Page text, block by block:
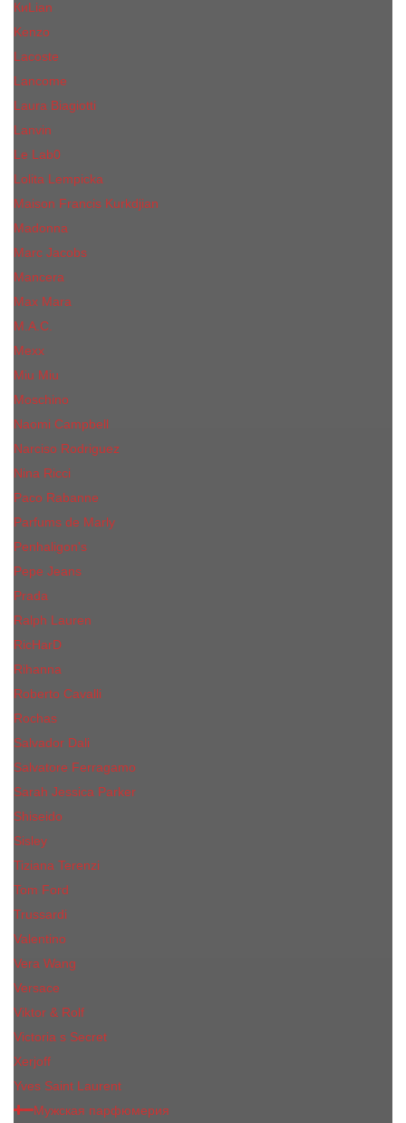
КиLian
Kenzo
Lacoste
Lancome
Laura Biagiotti
Lanvin
Lе Lab0
Lolita Lempicka
Maison Francis Kurkdjian
Madonna
Marc Jacobs
Mancera
Max Mara
M.А.C.
Mexx
Miu Miu
Mоsсhino
Naomi Campbell
Narciso Rodriguez
Nina Ricci
Paco Rabanne
Parfums de Marly
Penhaligon's
Pepe Jeans
Prada
Ralph Lauren
RicHarD
Rihanna
Roberto Cavalli
Rochas
Salvador Dali
Salvatore Ferragamo
Sarah Jessica Parker
Shiseido
Sisley
Tiziana Terenzi
Tom Ford
Trussardi
Valentino
Vera Wang
Versace
Viktor & Rolf
Victoria s Secret
Xerjoff
Yves Saint Laurent
Мужская парфюмерия